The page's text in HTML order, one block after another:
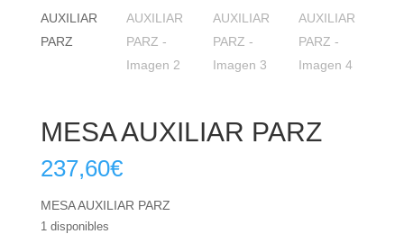
MESA AUXILIAR PARZ
237,60€
MESA AUXILIAR PARZ
1 disponibles